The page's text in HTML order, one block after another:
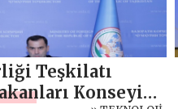
Teşkilatı
Konseyi